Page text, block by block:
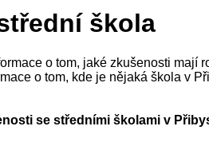
škola
o tom, jaké zkušenosti mají
o tom, kde je nějaká škola v
se středními školami v